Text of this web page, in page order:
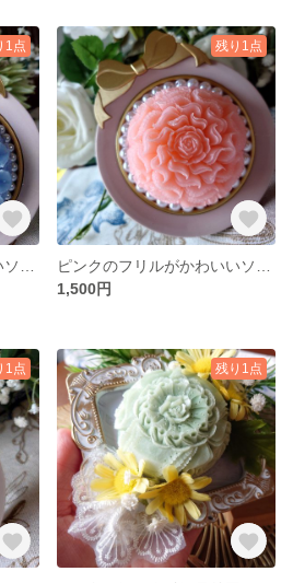
1点 残り1点
1,500円
1点 残り1点